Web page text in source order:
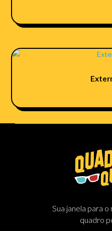
Sua janela para
quadro